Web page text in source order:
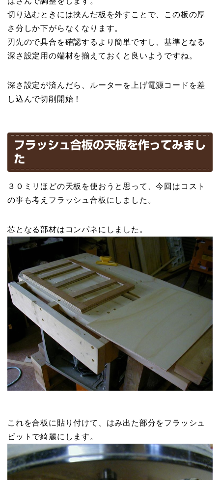
切り込むときには挟んだ板を外すことで、この板の厚
さ分しか下がらなくなります。
刃先ので具合を確認するより簡単ですし、基準となる
深さ設定用の端材を揃えておくと良いようですね。
深さ設定が済んだら、ルーターを上げ電源コードを差
し込んで切削開始！
フラッシュ合板の天板を作ってみまし
た
３０ミリほどの天板を使おうと思って、今回はコスト
の事も考えフラッシュ合板にしました。
芯となる部材はコンパネにしました。
これを合板に貼り付けて、はみ出た部分をフラッシュ
ビットで綺麗にします。